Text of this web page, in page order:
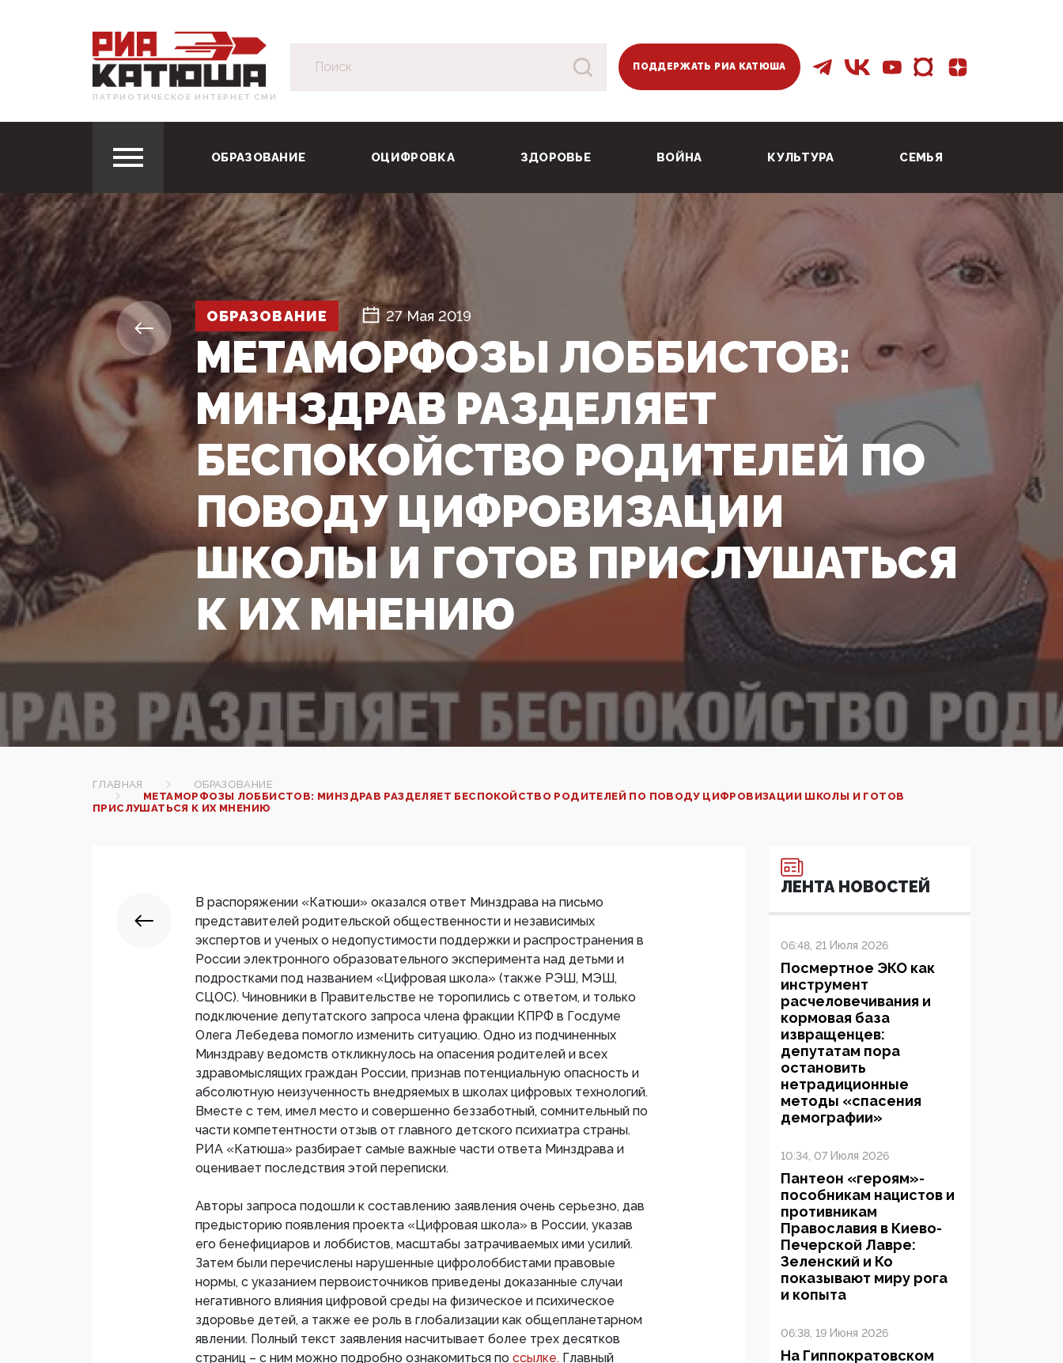
ПАТРИОТИЧЕСКОЕ ИНТЕРНЕТ СМИ
ПОДДЕРЖАТЬ РИА КАТЮША
ОБРАЗОВАНИЕ ОЦИФРОВКА ЗДОРОВЬЕ ВОЙНА КУЛЬТУРА СЕМЬЯ
ОБРАЗОВАНИЕ 27 Мая 2019
МЕТАМОРФОЗЫ ЛОББИСТОВ:
МИНЗДРАВ РАЗДЕЛЯЕТ
БЕСПОКОЙСТВО РОДИТЕЛЕЙ ПО
ПОВОДУ ЦИФРОВИЗАЦИИ
ШКОЛЫ И ГОТОВ ПРИСЛУШАТЬСЯ
К ИХ МНЕНИЮ
ГЛАВНАЯ
ОБРАЗОВАНИЕ
МЕТАМОРФОЗЫ ЛОББИСТОВ: МИНЗДРАВ РАЗДЕЛЯЕТ БЕСПОКОЙСТВО РОДИТЕЛЕЙ ПО ПОВОДУ ЦИФРОВИЗАЦИИ ШКОЛЫ И ГОТОВ
ПРИСЛУШАТЬСЯ К ИХ МНЕНИЮ
В распоряжении «Катюши» оказался ответ Минздрава на письмо
представителей родительской общественности и независимых
экспертов и ученых о недопустимости поддержки и распространения в
России электронного образовательного эксперимента над детьми и
подростками под названием «Цифровая школа» (также РЭШ, МЭШ,
СЦОС). Чиновники в Правительстве не торопились с ответом, и только
подключение депутатского запроса члена фракции КПРФ в Госдуме
Олега Лебедева помогло изменить ситуацию. Одно из подчиненных
Минздраву ведомств откликнулось на опасения родителей и всех
здравомыслящих граждан России, признав потенциальную опасность и
абсолютную неизученность внедряемых в школах цифровых технологий.
Вместе с тем, имел место и совершенно беззаботный, сомнительный по
части компетентности отзыв от главного детского психиатра страны.
РИА «Катюша» разбирает самые важные части ответа Минздрава и
оценивает последствия этой переписки.
Авторы запроса подошли к составлению заявления очень серьезно, дав
предысторию появления проекта «Цифровая школа» в России, указав
его бенефициаров и лоббистов, масштабы затрачиваемых ими усилий.
Затем были перечислены нарушенные цифролоббистами правовые
нормы, с указанием первоисточников приведены доказанные случаи
негативного влияния цифровой среды на физическое и психическое
здоровье детей, а также ее роль в глобализации как общепланетарном
явлении. Полный текст заявления насчитывает более трех десятков
страниц – с ним можно подробно ознакомиться по ссылке. Главный
ЛЕНТА НОВОСТЕЙ
06:48, 21 Июля 2026
Посмертное ЭКО как
инструмент
расчеловечивания и
кормовая база
извращенцев:
депутатам пора
остановить
нетрадиционные
методы «спасения
демографии»
10:34, 07 Июля 2026
Пантеон «героям»-
пособникам нацистов и
противникам
Православия в Киево-
Печерской Лавре:
Зеленский и Ко
показывают миру рога
и копыта
06:38, 19 Июня 2026
На Гиппократовском